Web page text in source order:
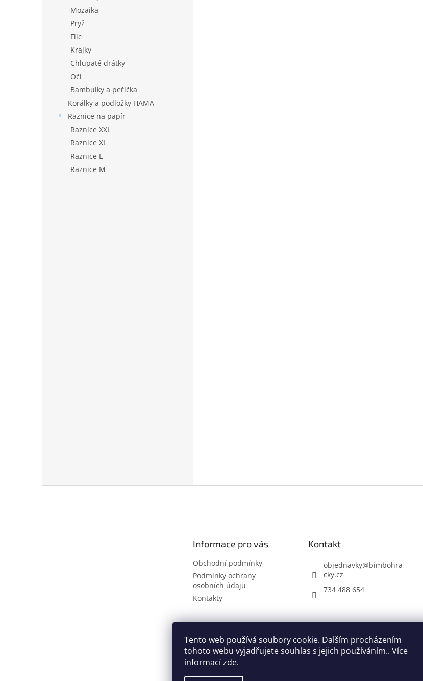
Tento web používá soubory cookie. Dalším procházením
tohoto webu vyjadřujete souhlas s jejich používáním.. Více
informacízde.
Mozaika
Pryž
Filc
Krajky
Chlupaté drátky
Oči
Bambulky a peříčka
Korálky a podložky HAMA
Raznice na papír
Raznice XXL
Raznice XL
Raznice L
Raznice M
Informace pro vás
Obchodní podmínky
Podmínky ochrany
osobních údajů
Kontakty
Kontakt
objednavky@bimbohra
cky.cz
734 488 654